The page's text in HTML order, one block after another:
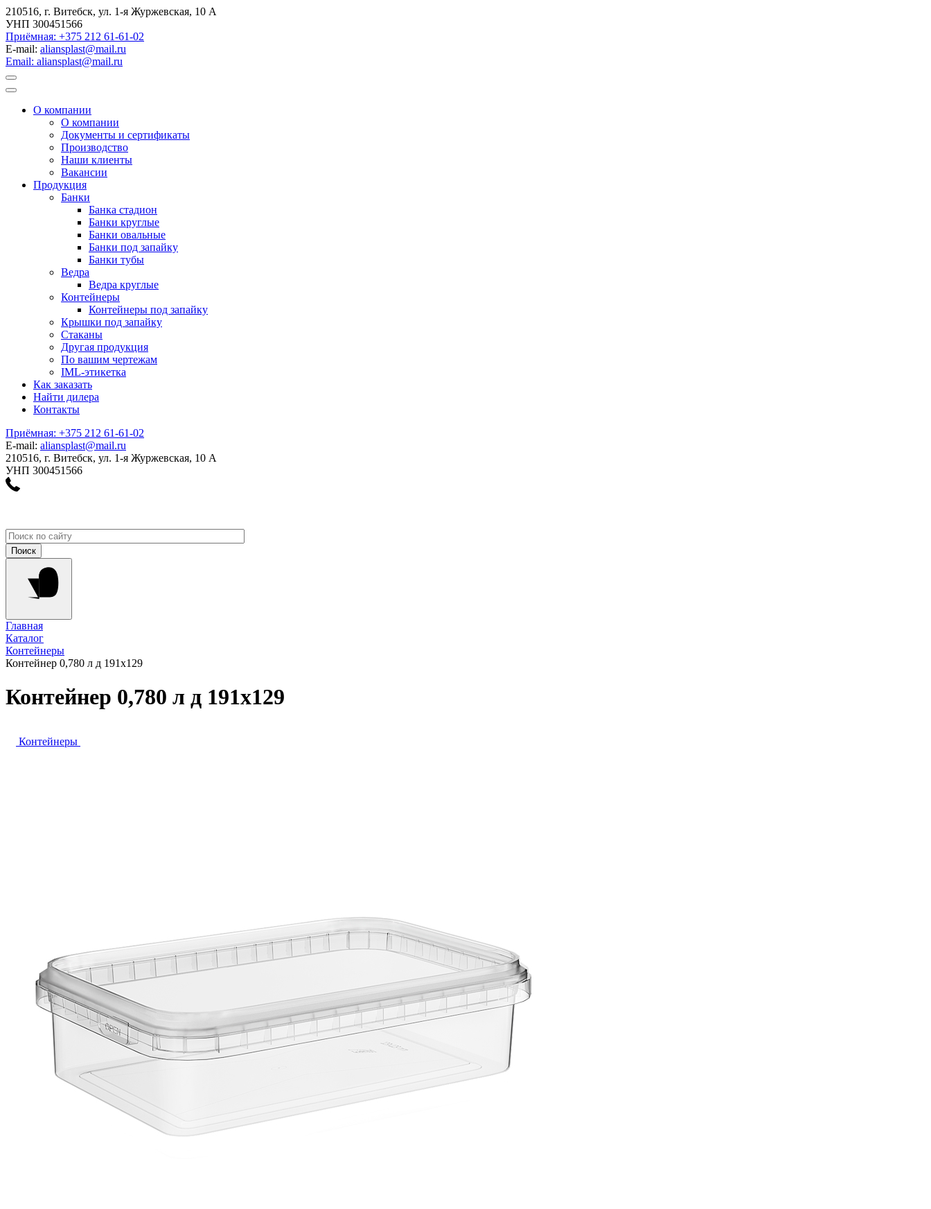
210516, г. Витебск, ул. 1-я Журжевская, 10 А
УНП 300451566
Приёмная: +375 212 61-61-02
E-mail: aliansplast@mail.ru
Email: aliansplast@mail.ru
О компании
О компании
Документы и сертификаты
Производство
Наши клиенты
Вакансии
Продукция
Банки
Банка стадион
Банки круглые
Банки овальные
Банки под запайку
Банки тубы
Ведра
Ведра круглые
Контейнеры
Контейнеры под запайку
Крышки под запайку
Стаканы
Другая продукция
По вашим чертежам
IML-этикетка
Как заказать
Найти дилера
Контакты
Приёмная: +375 212 61-61-02
E-mail: aliansplast@mail.ru
210516, г. Витебск, ул. 1-я Журжевская, 10 А
УНП 300451566
Главная
Каталог
Контейнеры
Контейнер 0,780 л д 191х129
Контейнер 0,780 л д 191х129
Контейнеры